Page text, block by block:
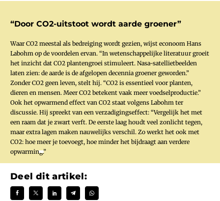
“Door CO2-uitstoot wordt aarde groener”
Waar CO2 meestal als bedreiging wordt gezien, wijst econoom Hans
Labohm op de voordelen ervan. “In wetenschappelijke literatuur groeit
het inzicht dat CO2 plantengroei stimuleert. Nasa-satellietbeelden
laten zien: de aarde is de afgelopen decennia groener geworden.”
Zonder CO2 geen leven, stelt hij. “CO2 is essentieel voor planten,
dieren en mensen. Meer CO2 betekent vaak meer voedselproductie.”
Ook het opwarmend effect van CO2 staat volgens Labohm ter
discussie. Hij spreekt van een verzadigingseffect: “Vergelijk het met
een raam dat je zwart verft. De eerste laag houdt veel zonlicht tegen,
maar extra lagen maken nauwelijks verschil. Zo werkt het ook met
CO2: hoe meer je toevoegt, hoe minder het bijdraagt aan verdere
opwarming.”
Deel dit artikel: